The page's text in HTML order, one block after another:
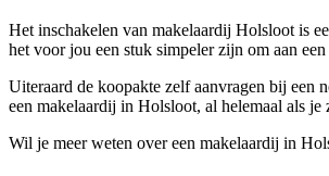
Het inschakelen van makelaardij Holsloot is
het voor jou een stuk simpeler zijn om aan
Uiteraard de koopakte zelf aanvragen bij een
een makelaardij in Holsloot, al helemaal als
Wil je meer weten over een makelaardij in